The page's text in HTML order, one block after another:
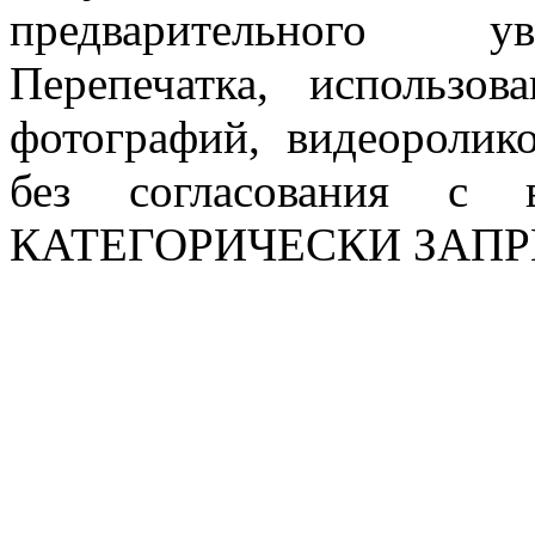
предварительного
Перепечатка,
фотографий,
без согласования с
КАТЕГОРИЧЕСКИ